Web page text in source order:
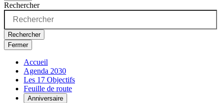
Rechercher
Rechercher
Fermer
Accueil
Agenda 2030
Les 17 Objectifs
Feuille de route
Anniversaire